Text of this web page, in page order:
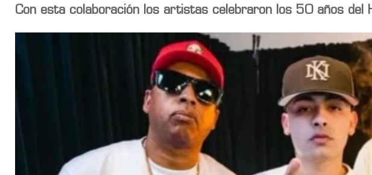
Con esta colaboración los artistas celebraron los 50 años del